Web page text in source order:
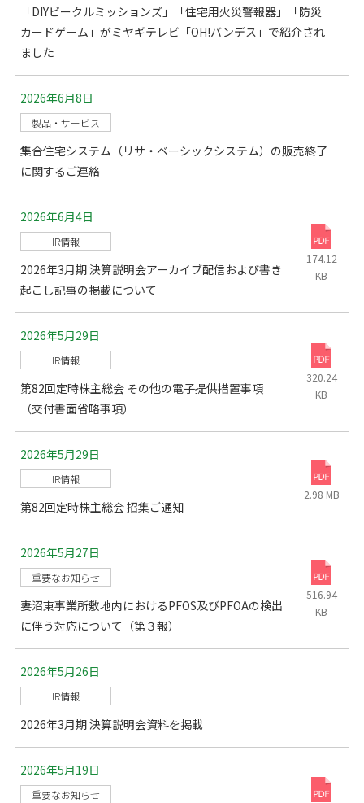
「DIYビークルミッションズ」「住宅用火災警報器」「防災
カードゲーム」がミヤギテレビ「OH!バンデス」で紹介され
ました
2026年6月8日
製品・サービス
集合住宅システム（リサ・ベーシックシステム）の販売終了
に関するご連絡
2026年6月4日
IR情報
2026年3月期 決算説明会アーカイブ配信および書き
起こし記事の掲載について
174.12
KB
2026年5月29日
IR情報
第82回定時株主総会 その他の電子提供措置事項
（交付書面省略事項）
320.24
KB
2026年5月29日
IR情報
第82回定時株主総会 招集ご通知
2.98 MB
2026年5月27日
重要なお知らせ
妻沼東事業所敷地内におけるPFOS及びPFOAの検出
に伴う対応について（第３報）
516.94
KB
2026年5月26日
IR情報
2026年3月期 決算説明会資料を掲載
2026年5月19日
重要なお知らせ